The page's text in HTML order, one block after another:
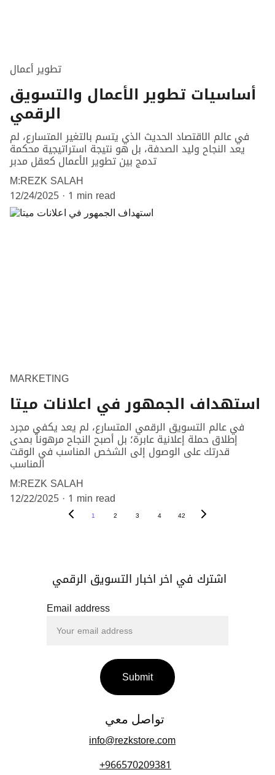
تطوير أعمال
أساسيات تطوير الأعمال والتسويق
الرقمي
في عالم الاقتصاد الحديث الذي يتسم بالتغير المتسارع، لم
يعد النجاح وليد الصدفة، بل هو نتيجة استراتيجية محكمة
تدمج بين تطوير الأعمال كعقل مدبر
M:REZK SALAH
12/24/2025 1 min read
MARKETING
استهداف الجمهور في اعلانات ميتا
في عالم التسويق الرقمي المتسارع، لم يعد يكفي مجرد
إطلاق حملة إعلانية عابرة؛ بل أصبح النجاح مرهوناً بمدى
قدرتك على الوصول إلى الشخص المناسب في الوقت
المناسب
M:REZK SALAH
12/22/2025 1 min read
1 2 3 4 42
info@rezkstore.com
تواصل معي
اشترك في اخر اخبار التسويق الرقمي
+966570209381
Email address
Submit